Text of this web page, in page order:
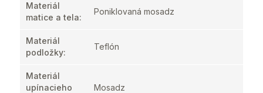
Materiál
matice a tela:
Poniklovaná mosadz
Materiál
podložky:
Teflón
Materiál
upínacieho
Mosadz